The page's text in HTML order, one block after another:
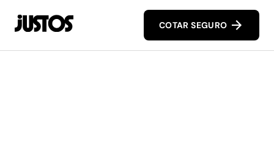
COTAR SEGURO